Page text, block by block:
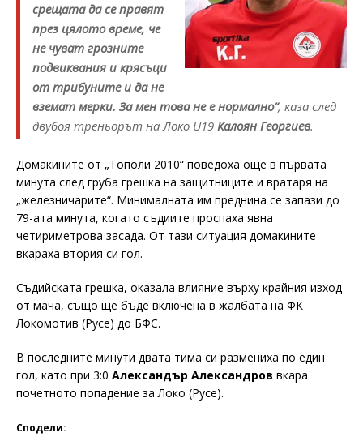
срещата да се правят
през цялото време, че
не чуват грозните
подвиквания и крясъци
от трибуните и да не
вземат мерки. За мен това не е нормално“, каза след
двубоя треньорът на Локо U19 Калоян Георгиев.
Домакините от „Тополи 2010“ поведоха още в първата
минута след груба грешка на защитниците и вратаря на
„железничарите“. Минималната им преднина се запази до
79-ата минута, когато съдиите проспаха явна
четириметрова засада. От тази ситуация домакините
вкараха втория си гол.
Съдийската грешка, оказала влияние върху крайния изход
от мача, също ще бъде включена в жалбата на ФК
Локомотив (Русе) до БФС.
В последните минути двата тима си размениха по един
гол, като при 3:0 Александър Александров вкара
почетното попадение за Локо (Русе).
Сподели: